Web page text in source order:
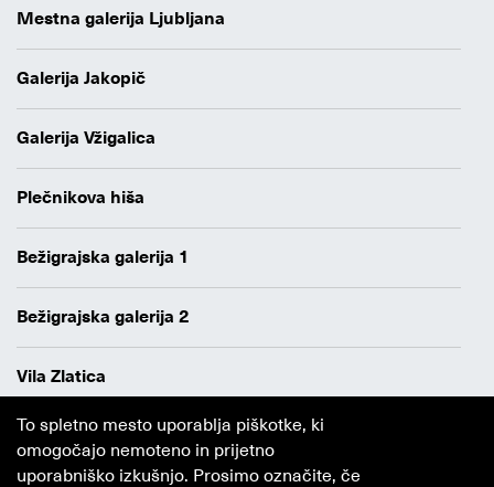
Mestna galerija Ljubljana
Galerija Jakopič
Galerija Vžigalica
Plečnikova hiša
Bežigrajska galerija 1
Bežigrajska galerija 2
Vila Zlatica
Varstvo osebnih podatkov
Avtorji
Obvestilo o piškotkih
To spletno mesto uporablja piškotke, ki
omogočajo nemoteno in prijetno
uporabniško izkušnjo. Prosimo označite, če